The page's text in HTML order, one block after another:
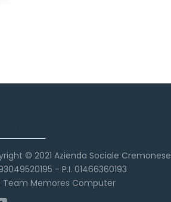
© 2021 Azienda Sociale Cremonese
- P.I. 01466360193
Team Memores Computer